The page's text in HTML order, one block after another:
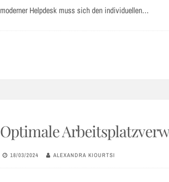
moderner Helpdesk muss sich den individuellen…
Optimale
18/03/2024 ALEXANDRA KIOURTSI